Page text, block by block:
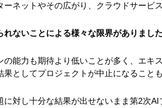
ネットやその広がり、クラウドサービ
れないことによる様々な限界がありました
の能力も期待より低いことが多く、エキ
果としてプロジェクトが中止になること
に対し十分な結果が出せないまま第2次AI